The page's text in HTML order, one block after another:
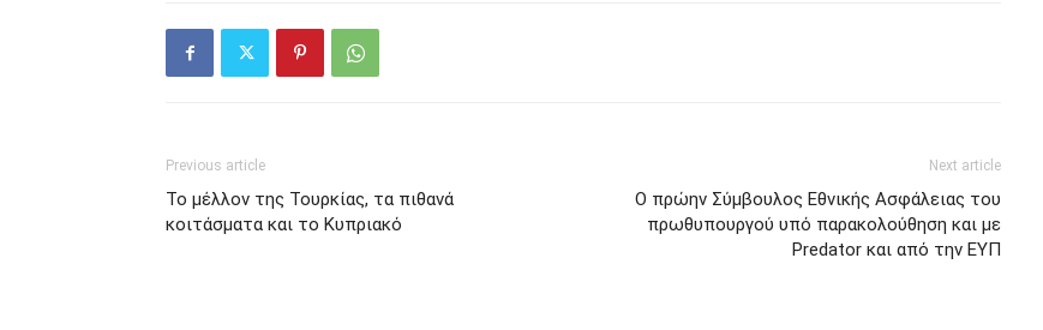
Previous article
Το μέλλον της Τουρκίας, τα πιθανά
κοιτάσματα και το Κυπριακό
Next article
Ο πρώην Σύμβουλος Εθνικής Ασφάλειας του
πρωθυπουργού υπό παρακολούθηση και με
Predator και από την ΕΥΠ